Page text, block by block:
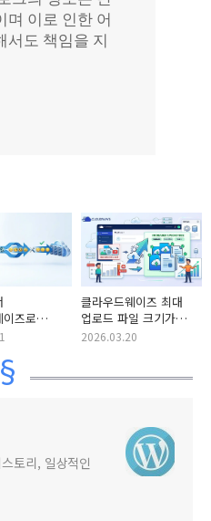
즈로
전 시
클라우드웨이즈 최대
업로드 파일 크기가
2MB 또는 50MB로
2026.03.20
토리, 일상적인